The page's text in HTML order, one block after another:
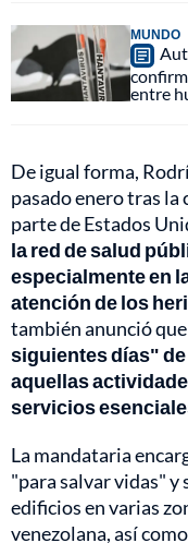
MUNDO
entre
De igual forma,
pasado enero tras
parte de Estados
la red de salud
especialmente en
atención de los
también anunció que
siguientes días"
aquellas
servicios
La mandataria
"para salvar vidas" y
edificios en varias
venezolana, así